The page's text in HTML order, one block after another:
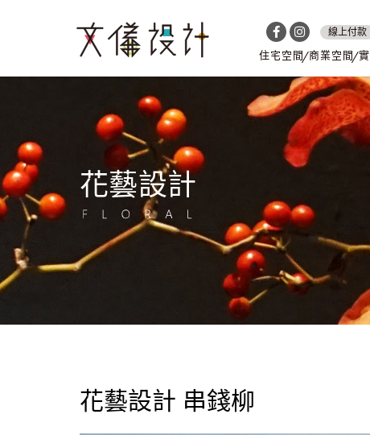
線上付款
住宅空間 商業空間
花藝設計
花藝設計 串錢柳